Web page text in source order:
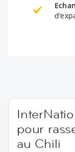
pour
au Chili